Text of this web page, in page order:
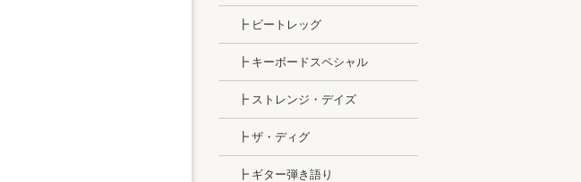
┣ ビートレッグ
┣ キーボードスペシャル
┣ ストレンジ・デイズ
┣ ザ・ディグ
┣ ギター弾き語り